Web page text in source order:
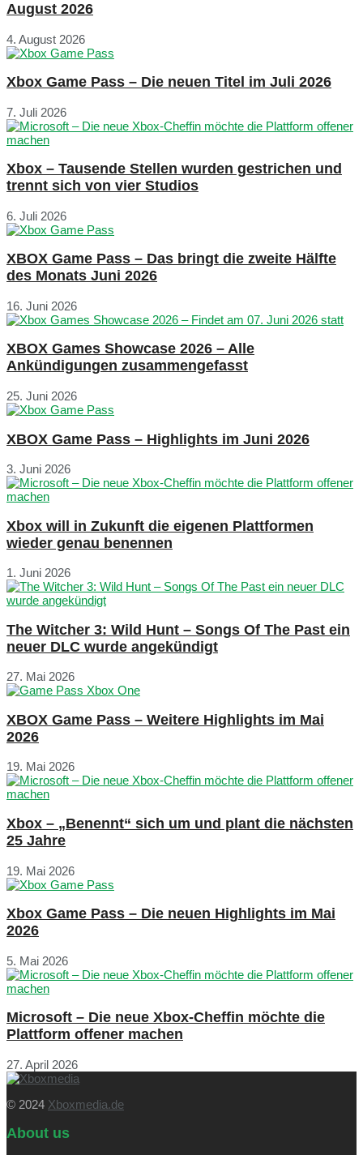
August 2026
4. August 2026
Xbox Game Pass – Die neuen Titel im Juli 2026
7. Juli 2026
Xbox – Tausende Stellen wurden gestrichen und
trennt sich von vier Studios
6. Juli 2026
XBOX Game Pass – Das bringt die zweite Hälfte
des Monats Juni 2026
16. Juni 2026
XBOX Games Showcase 2026 – Alle
Ankündigungen zusammengefasst
25. Juni 2026
XBOX Game Pass – Highlights im Juni 2026
3. Juni 2026
Xbox will in Zukunft die eigenen Plattformen
wieder genau benennen
1. Juni 2026
The Witcher 3: Wild Hunt – Songs Of The Past ein
neuer DLC wurde angekündigt
27. Mai 2026
XBOX Game Pass – Weitere Highlights im Mai
2026
19. Mai 2026
Xbox – „Benennt“ sich um und plant die nächsten
25 Jahre
19. Mai 2026
Xbox Game Pass – Die neuen Highlights im Mai
2026
5. Mai 2026
Microsoft – Die neue Xbox-Cheffin möchte die
Plattform offener machen
27. April 2026
© 2024 Xboxmedia.de
About us